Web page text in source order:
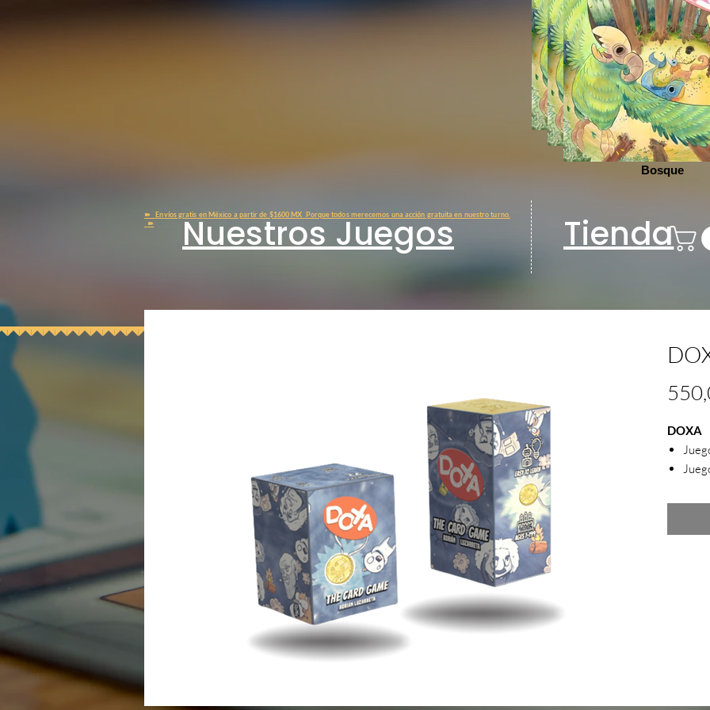
Bosque
Bosque
Bosque
Nuestros Juegos
➽Envíos gratis en México a partir de $1600 MX Porque todos merecemos una acción gratuita en nuestro turno.
➽
Tienda
DOXA